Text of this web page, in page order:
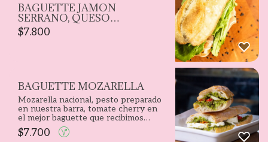
BAGUETTE JAMON
SERRANO, QUESO
PARMESANO, TOMATE,
HOJAS VERDES
$7.800
BAGUETTE MOZARELLA
Mozarella nacional, pesto preparado
en nuestra barra, tomate cherry en
el mejor baguette que recibimos
todos los días. Perfecto para un
almuerzo sano y al paso, o para
$7.700